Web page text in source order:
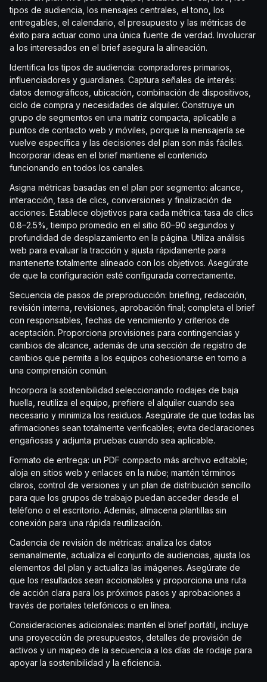
tipos de audiencia, los mensajes centrales, el tono, los
entregables, el calendario, el presupuesto y las métricas de
éxito para actuar como una única fuente de verdad. Involucrar
a los interesados en el brief asegura la alineación.
Identifica los tipos de audiencia: compradores primarios,
influenciadores y guardianes. Captura señales de interés:
datos demográficos, ubicación, combinación de dispositivos,
ciclo de compra y necesidades de alquiler. Construye un
grupo de segmentos en una matriz compacta, aplicable a
puntos de contacto web y móviles, porque la mensajería se
vuelve específica y las decisiones del plan son más fáciles.
Incorporar ideas en el brief mantiene el contenido
funcionando en todos los canales.
Asigna métricas basadas en el plan por segmento: alcance,
interacción, tasa de clics, conversiones y finalización de
acciones. Establece objetivos para cada métrica: tasa de clics
0.8–2.5%, tiempo promedio en el sitio 60–90 segundos y
profundidad de desplazamiento en la página. Utiliza análisis
web para evaluar la tracción y ajusta rápidamente para
mantenerte totalmente alineado con los objetivos. Asegúrate
de que la configuración esté configurada correctamente.
Secuencia de pasos de preproducción: briefing, redacción,
revisión interna, revisiones, aprobación final; completa el brief
con responsables, fechas de vencimiento y criterios de
aceptación. Proporciona provisiones para contingencias y
cambios de alcance, además de una sección de registro de
cambios que permita a los equipos cohesionarse en torno a
una comprensión común.
Incorpora la sostenibilidad seleccionando rodajes de baja
huella, reutiliza el equipo, prefiere el alquiler cuando sea
necesario y minimiza los residuos. Asegúrate de que todas las
afirmaciones sean totalmente verificables; evita declaraciones
engañosas y adjunta pruebas cuando sea aplicable.
Formato de entrega: un PDF compacto más archivo editable;
aloja en sitios web y enlaces en la nube; mantén términos
claros, control de versiones y un plan de distribución sencillo
para que los grupos de trabajo puedan acceder desde el
teléfono o el escritorio. Además, almacena plantillas sin
conexión para una rápida reutilización.
Cadencia de revisión de métricas: analiza los datos
semanalmente, actualiza el conjunto de audiencias, ajusta los
elementos del plan y actualiza las imágenes. Asegúrate de
que los resultados sean accionables y proporciona una ruta
de acción clara para los próximos pasos y aprobaciones a
través de portales telefónicos o en línea.
Consideraciones adicionales: mantén el brief portátil, incluye
una proyección de presupuestos, detalles de provisión de
activos y un mapeo de la secuencia a los días de rodaje para
apoyar la sostenibilidad y la eficiencia.